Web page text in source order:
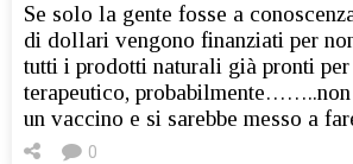
Se solo la gente fosse a
di dollari vengono finanziati per
tutti i prodotti naturali già pronti per
terapeutico,
un vaccino e si sarebbe messo a
0